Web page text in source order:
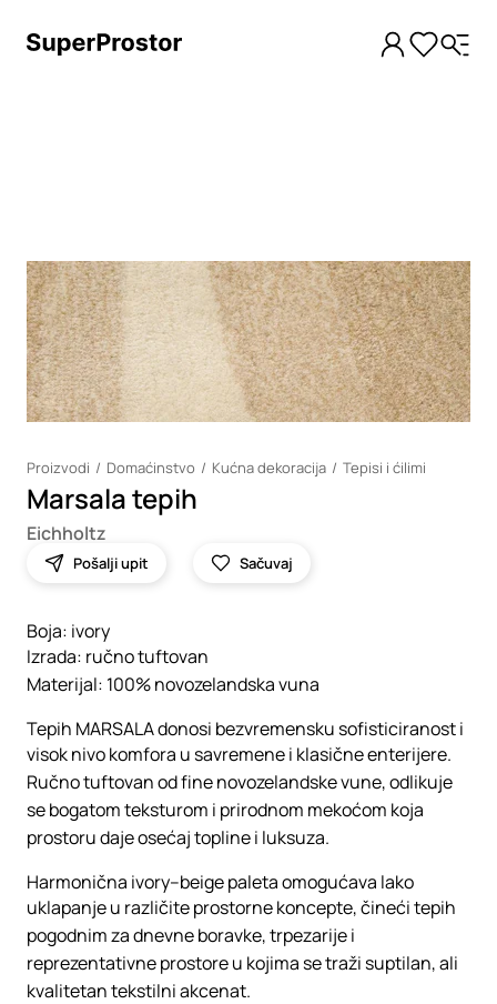
Loading
Proizvodi Domaćinstvo Kućna dekoracija Tepisi i ćilimi
Marsala tepih
Eichholtz
Pošalji upit Sačuvaj
Boja: ivory
Izrada: ručno tuftovan
Materijal: 100% novozelandska vuna
Tepih MARSALA donosi bezvremensku sofisticiranost i
visok nivo komfora u savremene i klasične enterijere.
Ručno tuftovan od fine novozelandske vune, odlikuje
se bogatom teksturom i prirodnom mekoćom koja
prostoru daje osećaj topline i luksuza.
Harmonična ivory–beige paleta omogućava lako
uklapanje u različite prostorne koncepte, čineći tepih
pogodnim za dnevne boravke, trpezarije i
reprezentativne prostore u kojima se traži suptilan, ali
kvalitetan tekstilni akcenat.